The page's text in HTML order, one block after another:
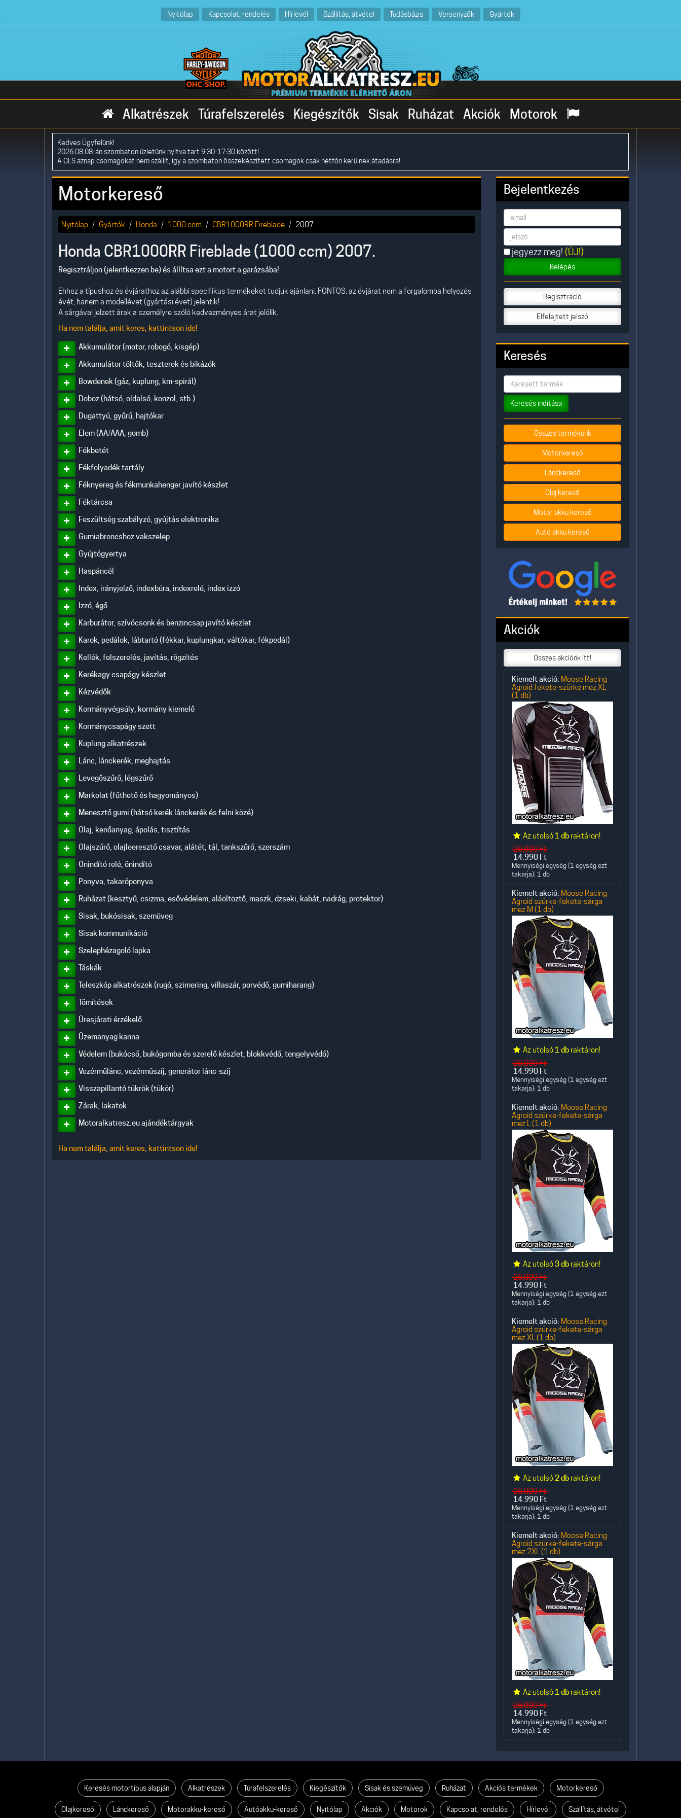
Nyitólap Kapcsolat, rendelés Hírlevél Szállítás, átvétel Tudásbázis Versenyzők Gyártók
Alkatrészek Túrafelszerelés Kiegészítők Sisak Ruházat Akciók Motorok
Kedves Ügyfelünk!
2026.08.08-án szombaton üzletünk nyitva tart 9:30-17:30 között!
A GLS aznap csomagokat nem szállít, így a szombaton összekészített csomagok csak hétfőn kerülnek átadásra!
Motorkereső
Nyitólap Gyártók Honda 1000 ccm CBR1000RR Fireblade 2007
Honda CBR1000RR Fireblade (1000 ccm) 2007.
Regisztráljon (jelentkezzen be) és állítsa ezt a motort a garázsába!
Ehhez a típushoz és évjárathoz az alábbi specifikus termékeket tudjuk ajánlani. FONTOS: az évjárat nem a forgalomba helyezés
évét, hanem a modellévet (gyártási évet) jelentik!
A sárgával jelzett árak a személyre szóló kedvezményes árat jelölik.
Ha nem találja, amit keres, kattintson ide!
Akkumulátor (motor, robogó, kisgép)
Akkumulátor töltők, teszterek és bikázók
Bowdenek (gáz, kuplung, km-spirál)
Doboz (hátsó, oldalsó, konzol, stb.)
Dugattyú, gyűrű, hajtókar
Elem (AA/AAA, gomb)
Fékbetét
Fékfolyadék tartály
Féknyereg és fékmunkahenger javító készlet
Féktárcsa
Feszültség szabályzó, gyújtás elektronika
Gumiabroncshoz vakszelep
Gyújtógyertya
Haspáncél
Index, irányjelző, indexbúra, indexrelé, index izzó
Izzó, égő
Karburátor, szívócsonk és benzincsap javító készlet
Karok, pedálok, lábtartó (fékkar, kuplungkar, váltókar, fékpedál)
Kellék, felszerelés, javítás, rögzítés
Kerékagy csapágy készlet
Kézvédők
Kormányvégsúly, kormány kiemelő
Kormánycsapágy szett
Kuplung alkatrészek
Lánc, lánckerék, meghajtás
Levegőszűrő, légszűrő
Markolat (fűthető és hagyományos)
Menesztő gumi (hátsó kerék lánckerék és felni közé)
Olaj, kenőanyag, ápolás, tisztítás
Olajszűrő, olajleeresztő csavar, alátét, tál, tankszűrő, szerszám
Önindító relé, önindító
Ponyva, takaróponyva
Ruházat (kesztyű, csizma, esővédelem, aláöltöztő, maszk, dzseki, kabát, nadrág, protektor)
Sisak, bukósisak, szemüveg
Sisak kommunikáció
Szelephézagoló lapka
Táskák
Teleszkóp alkatrészek (rugó, szimering, villaszár, porvédő, gumiharang)
Tömítések
Üresjárati érzékelő
Üzemanyag kanna
Védelem (bukócső, bukógomba és szerelő készlet, blokkvédő, tengelyvédő)
Vezérműlánc, vezérműszíj, generátor lánc-szíj
Visszapillantó tükrök (tükör)
Zárak, lakatok
Motoralkatresz.eu ajándéktárgyak
Ha nem találja, amit keres, kattintson ide!
Bejelentkezés
jegyezz meg! (ÚJ!)
Belépés
Regisztráció
Elfelejtett jelszó
Keresés
Keresés indítása
Összes termékünk
Motorkereső
Lánckereső
Olaj kereső
Motor akku kereső
Autó akku kereső
Akciók
Összes akciónk itt!
Kiemelt akció: Moose Racing
Agroid fekete-szürke mez XL
(1 db)
Az utolsó 1 db raktáron!
26.000Ft
14.990 Ft
Mennyiségi egység (1 egység ezt
takarja): 1 db
Kiemelt akció: Moose Racing
Agroid szürke-fekete-sárga
mez M (1 db)
Az utolsó 1 db raktáron!
26.000Ft
14.990 Ft
Mennyiségi egység (1 egység ezt
takarja): 1 db
Kiemelt akció: Moose Racing
Agroid szürke-fekete-sárga
mez L (1 db)
Az utolsó3 db raktáron!
26.000Ft
14.990 Ft
Mennyiségi egység (1 egység ezt
takarja): 1 db
Kiemelt akció: Moose Racing
Agroid szürke-fekete-sárga
mez XL (1 db)
Az utolsó2 db raktáron!
26.000Ft
14.990 Ft
Mennyiségi egység (1 egység ezt
takarja): 1 db
Kiemelt akció: Moose Racing
Agroid szürke-fekete-sárga
mez 2XL (1 db)
Az utolsó 1 db raktáron!
26.000Ft
14.990 Ft
Mennyiségi egység (1 egység ezt
takarja): 1 db
Keresés motortípus alapján Alkatrészek Túrafelszerelés Kiegészítők Sisak és szemüveg Ruházat Akciós termékek Motorkereső
Olajkereső Lánckereső Motorakku-kereső Autóakku-kereső Nyitólap Akciók Motorok Kapcsolat, rendelés Hírlevél Szállítás, átvétel